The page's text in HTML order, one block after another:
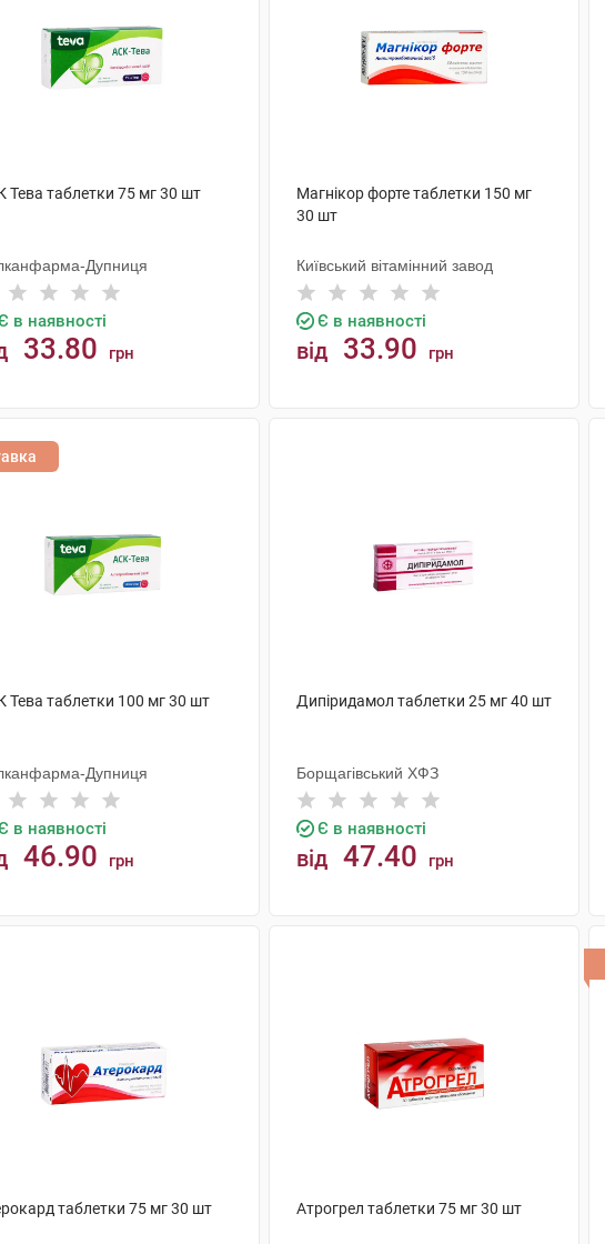
Тева таблетки 75 мг 30 шт
Дупниця
в наявності
33.80 грн
Магнікор форте таблетки 150 мг
30 шт
Київський вітамінний завод
Є в наявності
від 33.90 грн
Тева таблетки 100 мг 30 шт
Дупниця
в наявності
46.90 грн
Дипіридамол таблетки 25 мг 40 шт
Борщагівський ХФЗ
Є в наявності
від 47.40 грн
таблетки 75 мг 30 шт Атрогрел таблетки 75 мг 30 шт